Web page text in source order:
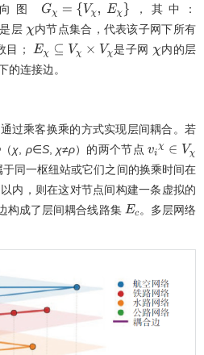
图
Gχ= {V χ, Eχ}
，其中：
是层 χ 内节点集合，代表该子网下所有
目； Eχ⊆V ×V χ 是子网 χ 内的层
的连接边。
过乘客换乘的方式实现层间耦合。若
（χ ρ∈S, χ≠ρ）的两个节点 viχ∈V χ
于同一枢纽站或它们之间的换乘时间在
内，则在这对节点间构建一条虚拟的
构成了层间耦合线路集 Ec 。多层网络